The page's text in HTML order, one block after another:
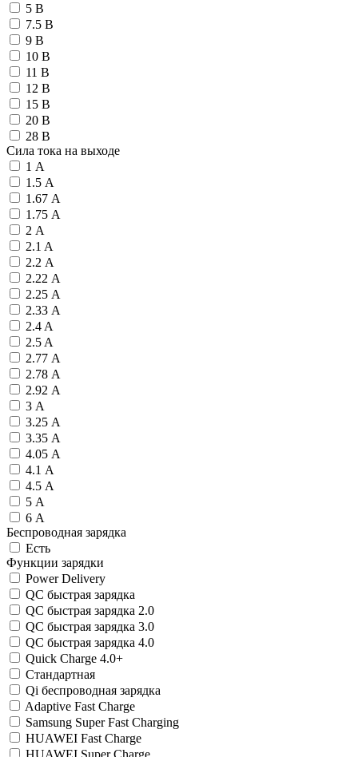
5 В
7.5 В
9 В
10 В
11 В
12 В
15 В
20 В
28 В
Сила тока на выходе
1 А
1.5 А
1.67 А
1.75 А
2 А
2.1 A
2.2 А
2.22 А
2.25 А
2.33 А
2.4 A
2.5 A
2.77 А
2.78 А
2.92 А
3 А
3.25 А
3.35 А
4.05 А
4.1 А
4.5 А
5 А
6 А
Беспроводная зарядка
Есть
Функции зарядки
Power Delivery
QC быстрая зарядка
QC быстрая зарядка 2.0
QC быстрая зарядка 3.0
QC быстрая зарядка 4.0
Quick Charge 4.0+
Стандартная
Qi беспроводная зарядка
Adaptive Fast Charge
Samsung Super Fast Charging
HUAWEI Fast Charge
HUAWEI Super Charge